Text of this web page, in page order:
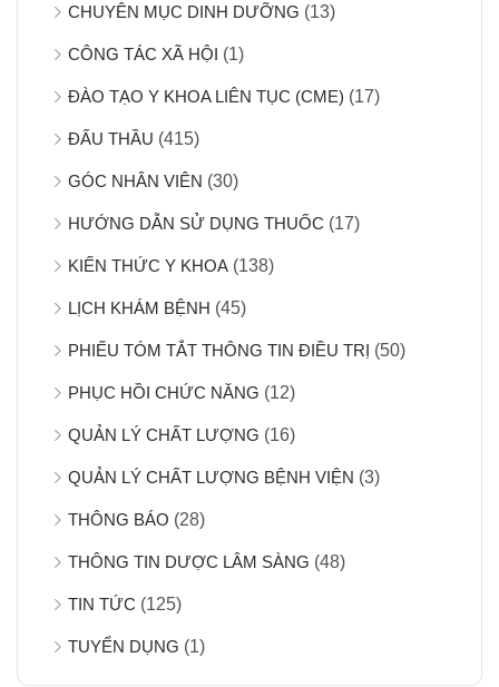
CHUYÊN MỤC DINH DƯỠNG (13)
CÔNG TÁC XÃ HỘI (1)
ĐÀO TẠO Y KHOA LIÊN TỤC (CME) (17)
ĐẤU THẦU (415)
GÓC NHÂN VIÊN (30)
HƯỚNG DẪN SỬ DỤNG THUỐC (17)
KIẾN THỨC Y KHOA (138)
LỊCH KHÁM BỆNH (45)
PHIẾU TÓM TẮT THÔNG TIN ĐIỀU TRỊ (50)
PHỤC HỒI CHỨC NĂNG (12)
QUẢN LÝ CHẤT LƯỢNG (16)
QUẢN LÝ CHẤT LƯỢNG BỆNH VIỆN (3)
THÔNG BÁO (28)
THÔNG TIN DƯỢC LÂM SÀNG (48)
TIN TỨC (125)
TUYỂN DỤNG (1)